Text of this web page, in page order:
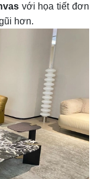
với họa tiết đơn
hơn.